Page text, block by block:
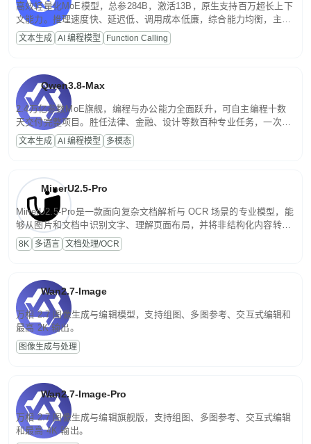
高效轻量化MoE模型，总参284B，激活13B，原生支持百万超长上下
文能力。推理速度快、延迟低、调用成本低廉，综合能力均衡，主打
高并发、轻量化任务，适合日常对话、内容创作、基础 RAG、批量
文案处理等普惠刚需场景。
文本生成 AI 编程模型 Function Calling
Qwen3.8-Max
2.4万亿参数MoE旗舰，编程与办公能力全面跃升，可自主编程十数
天交付完整项目。胜任法律、金融、设计等数百种专业任务，一次对
话端到端交付生产级成果。原生视觉理解贯穿规划、执行与验证全流
程，支持超长文档与长视频的深度语义解析。长程任务中自主规划与
文本生成 AI 编程模型 多模态
MinerU2.5-Pro
MinerU2.5-Pro是一款面向复杂文档解析与 OCR 场景的专业模型，能
够从图片和文档中识别文字、理解页面布局，并将非结构化内容转换
为便于存储、检索和二次处理的结构化结果。
8K 多语言 文档处理/OCR
Wan2.7-Image
万相 2.7 图像生成与编辑模型，支持组图、多图参考、交互式编辑和
最高 2K 输出。
图像生成与处理
Wan2.7-Image-Pro
万相 2.7 图像生成与编辑旗舰版，支持组图、多图参考、交互式编辑
和最高 4K 输出。